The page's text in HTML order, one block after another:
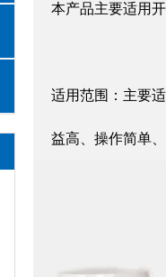
本产品主要适用
适用范围：主要
益高、操作简单